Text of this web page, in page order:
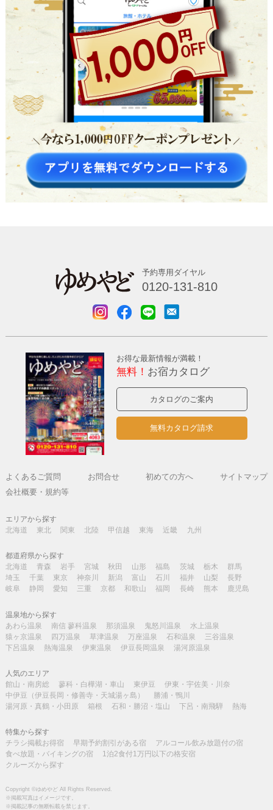
予約専用ダイヤル
0120-131-810
お得な最新情報が満載！
無料！ お宿カタログ
カタログのご案内
無料カタログ請求
よくあるご質問 お問合せ 初めての方へ
サイトマップ
会社概要・規約等
エリアから探す
北海道
東北 関東 北陸 甲信越 東海 近畿 九州
都道府県から探す
北海道
青森 岩手 宮城 秋田 山形 福島 茨城 栃木
群馬
埼玉
千葉 東京 神奈川 新潟 富山 石川 福井 山梨
長野
岐阜
静岡 愛知 三重 京都 和歌山 福岡 長崎 熊本 鹿児島
温泉地から探す
あわら温泉
南信 蓼科温泉 那須温泉 鬼怒川温泉
水上温泉
猿ヶ京温泉
四万温泉 草津温泉 万座温泉 石和温泉
三谷温泉
下呂温泉
熱海温泉 伊東温泉 伊豆長岡温泉 湯河原温泉
人気のエリア
館山・南房総
蓼科・白樺湖・車山 東伊豆
伊東・宇佐美・川奈
中伊豆（伊豆長岡・修善寺・天城湯ヶ島）
勝浦・鴨川
湯河原・真鶴・小田原
箱根 石和・勝沼・塩山 下呂・南飛騨 熱海
特集から探す
チラシ掲載お得宿
早期予約割引がある宿
アルコール飲み放題付の宿
食べ放題・バイキングの宿
1泊2食付1万円以下の格安宿
クルーズから探す
Copyright ©ゆめやど All Rights Reserved.
※掲載写真はイメージです。
※掲載記事の無断転載を禁じます。